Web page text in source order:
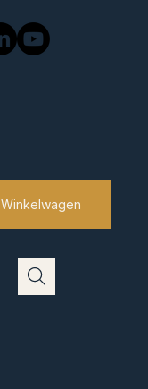
Winkelwagen